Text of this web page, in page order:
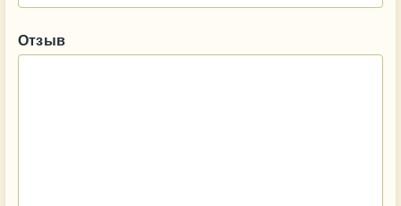
Отзыв